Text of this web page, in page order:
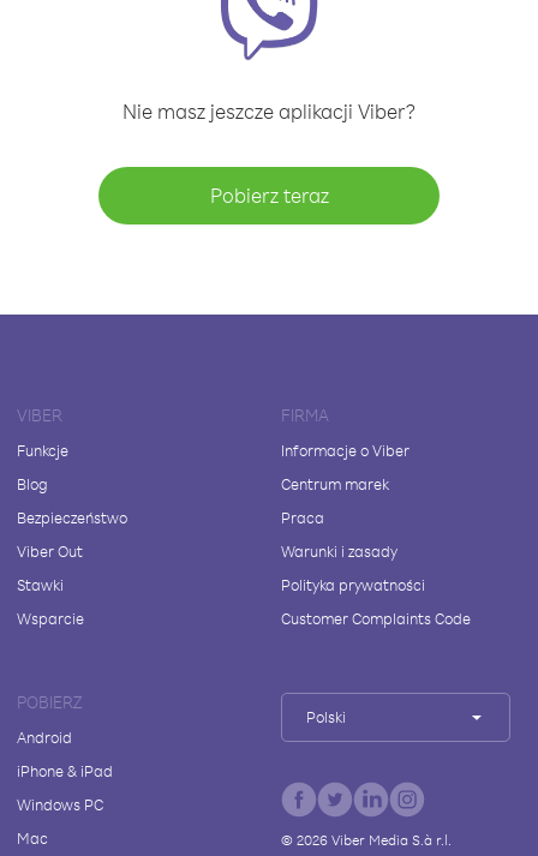
Nie masz jeszcze aplikacji Viber?
Pobierz teraz
VIBER
Funkcje
Blog
Bezpieczeństwo
Viber Out
Stawki
Wsparcie
FIRMA
Informacje o Viber
Centrum marek
Praca
Warunki i zasady
Polityka prywatności
Customer Complaints Code
POBIERZ
Android
iPhone & iPad
Windows PC
Mac
Polski
© 2026Viber Media S.à r.l.